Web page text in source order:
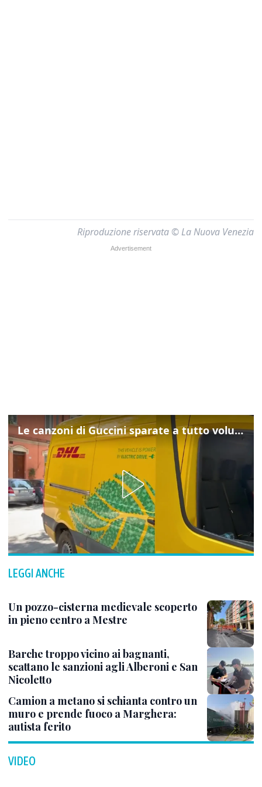
Riproduzione riservata © La Nuova Venezia
Le canzoni di Guccini sparate a tutto volume nella strada dove abitava
LEGGI ANCHE
Un pozzo-cisterna medievale scoperto
in pieno centro a Mestre
Barche troppo vicino ai bagnanti,
scattano le sanzioni agli Alberoni e San
Nicoletto
Camion a metano si schianta contro un
muro e prende fuoco a Marghera:
autista ferito
VIDEO